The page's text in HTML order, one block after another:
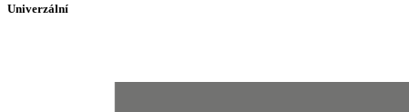
Univerzální